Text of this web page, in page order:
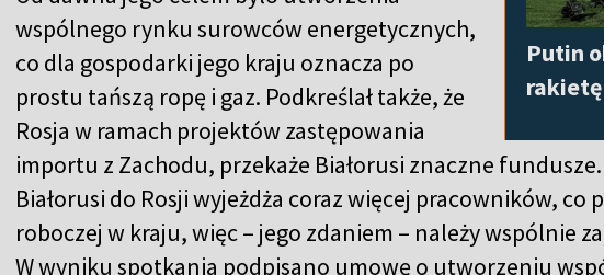
Putin
wspólnego rynku surowców energetycznych,
co dla gospodarki jego kraju oznacza po
prostu tańszą ropę i gaz. Podkreślał także, że
Rosja w ramach projektów zastępowania
importu z Zachodu, przekaże Białorusi znaczne fundusze.
Białorusi do Rosji wyjeżdża coraz więcej pracowników, co
roboczej w kraju, więc – jego zdaniem – należy wspólnie
W wyniku spotkania podpisano umowę o utworzeniu